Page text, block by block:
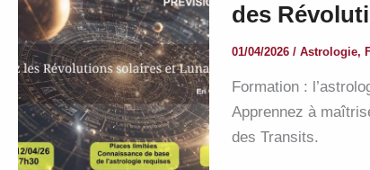
Tarot
juin
2026
des
01/04/2026/Astrologie,
Formation :
Apprennez à
des Transits.